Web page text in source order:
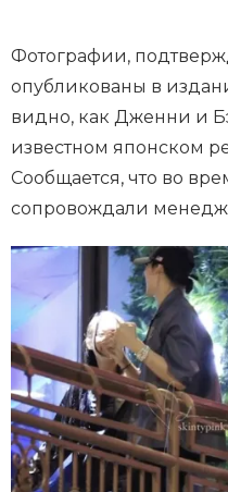
Фотографии,
опубликованы в
видно, как Дженни и
известном японском
Сообщается, что во
сопровождали